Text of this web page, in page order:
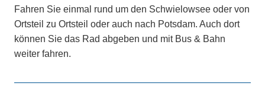
Fahren Sie einmal rund um den Schwielowsee oder von
Ortsteil zu Ortsteil oder auch nach Potsdam. Auch dort
können Sie das Rad abgeben und mit Bus & Bahn
weiter fahren.